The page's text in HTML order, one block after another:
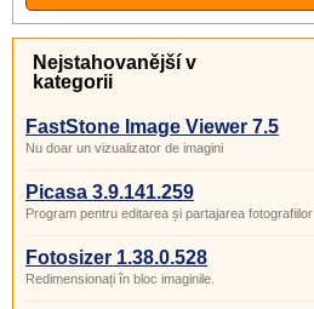
Nejstahovanější v
kategorii
FastStone Image Viewer 7.5
Nu doar un vizualizator de imagini
Picasa 3.9.141.259
Program pentru editarea și partajarea fotografiilor
Fotosizer 1.38.0.528
Redimensionați în bloc imaginile.